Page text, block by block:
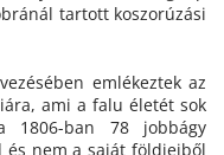
tartott koszorúzási
emlékeztek az
ami a falu életét sok
1806-ban 78 jobbágy
és nem a saját földjeiből